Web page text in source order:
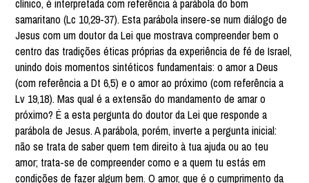
clínico, é interpretada com referência à parábola do bom
samaritano (Lc 10,29-37). Esta parábola insere-se num diálogo de
Jesus com um doutor da Lei que mostrava compreender bem o
centro das tradições éticas próprias da experiência de fé de Israel,
unindo dois momentos sintéticos fundamentais: o amor a Deus
(com referência a Dt 6,5) e o amor ao próximo (com referência a
Lv 19,18). Mas qual é a extensão do mandamento de amar o
próximo? É a esta pergunta do doutor da Lei que responde a
parábola de Jesus. A parábola, porém, inverte a pergunta inicial:
não se trata de saber quem tem direito à tua ajuda ou ao teu
amor; trata-se de compreender como e a quem tu estás em
condições de fazer algum bem. O amor, que é o cumprimento da